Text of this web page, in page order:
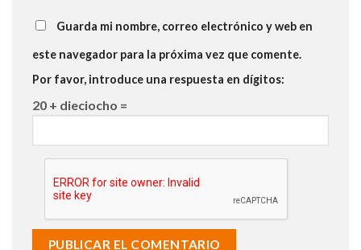
Guarda mi nombre, correo electrónico y web en
este navegador para la próxima vez que comente.
Por favor, introduce una respuesta en dígitos:
20 + dieciocho =